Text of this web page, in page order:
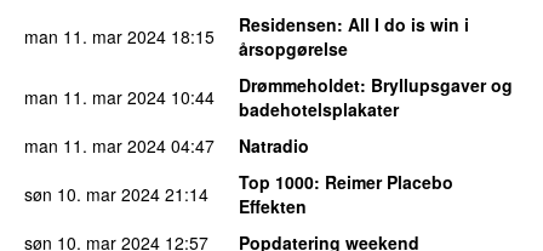
man 11. mar 2024 18:15 Residensen: All I do is win i
årsopgørelse
man 11. mar 2024 10:44 Drømmeholdet: Bryllupsgaver og
badehotelsplakater
man 11. mar 2024 04:47
Natradio
søn 10. mar 2024 21:14 Top 1000: Reimer Placebo
Effekten
søn 10. mar 2024 12:57
Popdatering weekend